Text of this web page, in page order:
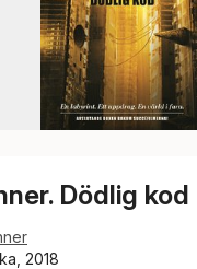
Dödlig kod
2018